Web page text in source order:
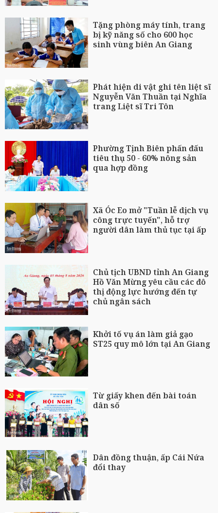
Tặng phòng máy tính, trang
bị kỹ năng số cho 600 học
sinh vùng biên An Giang
Phát hiện di vật ghi tên liệt sĩ
Nguyễn Văn Thuần tại Nghĩa
trang Liệt sĩ Tri Tôn
Phường Tịnh Biên phấn đấu
tiêu thụ 50 - 60% nông sản
qua hợp đồng
Xã Óc Eo mở "Tuần lễ dịch vụ
công trực tuyến", hỗ trợ
người dân làm thủ tục tại ấp
Chủ tịch UBND tỉnh An Giang
Hồ Văn Mừng yêu cầu các đô
thị động lực hướng đến tự
chủ ngân sách
Khởi tố vụ án làm giả gạo
ST25 quy mô lớn tại An Giang
Từ giấy khen đến bài toán
dân số
Dân đồng thuận, ấp Cái Nứa
đổi thay